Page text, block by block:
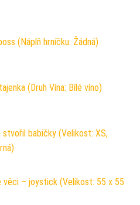
(Náplň hrníčku: Žádná)
(Druh Vína: Bílé víno)
stvořil babičky (Velikost: XS,
věci – joystick (Velikost: 55 x 55